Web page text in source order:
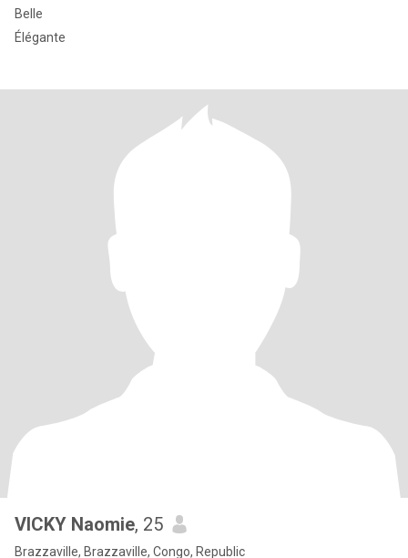
Belle
Élégante
VICKY Naomie, 25
Brazzaville, Brazzaville, Congo, Republic